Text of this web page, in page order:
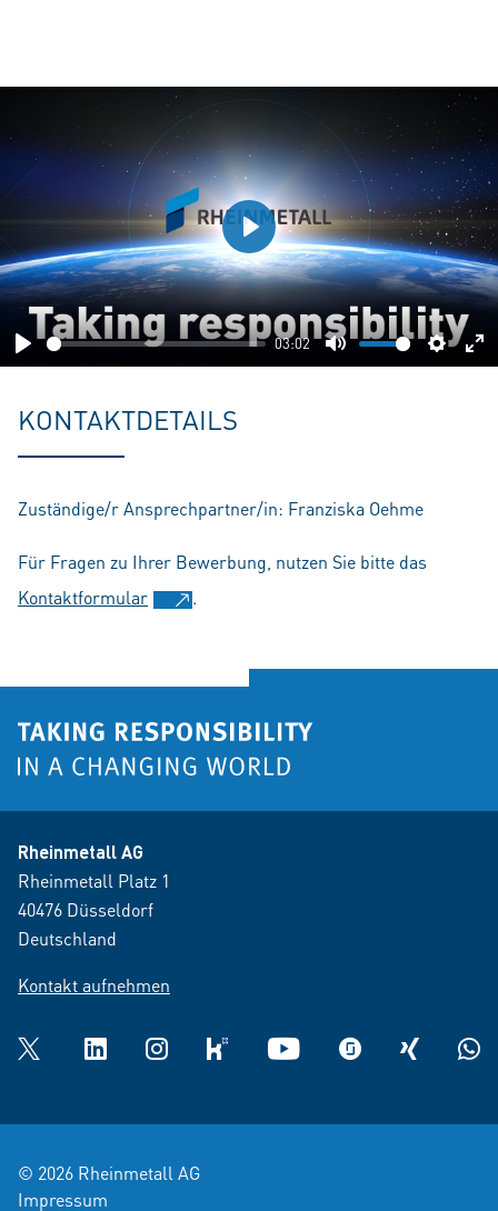
Play
03:02
Mute
Play
KONTAKTDETAILS
Zuständige/r Ansprechpartner/in: Franziska Oehme
Für Fragen zu Ihrer Bewerbung, nutzen Sie bitte das
Kontaktformular
.
Rheinmetall AG
Rheinmetall Platz 1
40476 Düsseldorf
Deutschland
Kontakt aufnehmen
Twitter LinkedInInstagramkununu YouTube glassdoorXING
© 2026 Rheinmetall AG
Impressum